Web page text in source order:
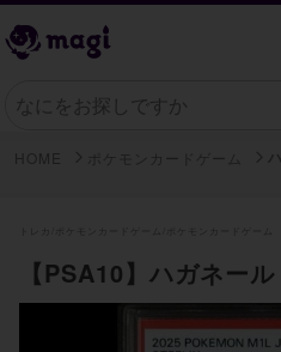
【PSA10】ハガネー